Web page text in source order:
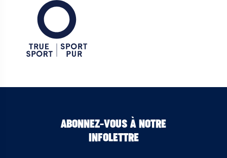
ABONNEZ-VOUS À NOTRE
INFOLETTRE